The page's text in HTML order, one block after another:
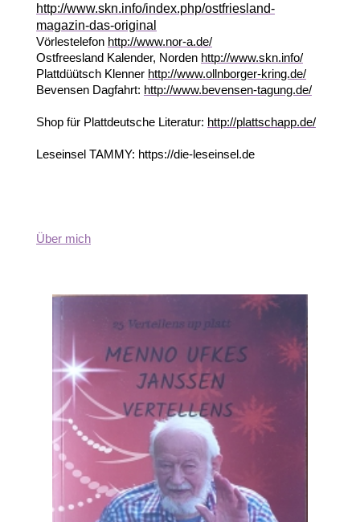
http://www.skn.info/index.php/ostfriesland-
magazin-das-original
Vörlestelefon http://www.nor-a.de/
Ostfreesland Kalender, Norden http://www.skn.info/
Plattdüütsch Klenner http://www.ollnborger-kring.de/
Bevensen Dagfahrt: http://www.bevensen-tagung.de/
Shop für Plattdeutsche Literatur: http://plattschapp.de/
Leseinsel TAMMY: https://die-leseinsel.de
Über mich